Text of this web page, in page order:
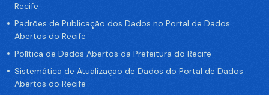
Recife
Padrões de Publicação dos Dados no Portal de Dados
Abertos do Recife
Política de Dados Abertos da Prefeitura do Recife
Sistemática de Atualização de Dados do Portal de Dados
Abertos do Recife